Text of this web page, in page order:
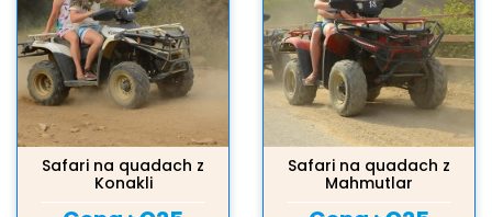
Safari na quadach z
Konakli
Safari na quadach z
Mahmutlar